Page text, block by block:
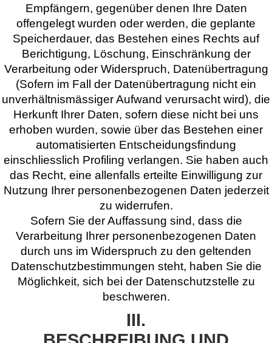
Empfängern, gegenüber denen Ihre Daten
offengelegt wurden oder werden, die geplante
Speicherdauer, das Bestehen eines Rechts auf
Berichtigung, Löschung, Einschränkung der
Verarbeitung oder Widerspruch, Datenübertragung
(Sofern im Fall der Datenübertragung nicht ein
unverhältnismässiger Aufwand verursacht wird), die
Herkunft Ihrer Daten, sofern diese nicht bei uns
erhoben wurden, sowie über das Bestehen einer
automatisierten Entscheidungsfindung
einschliesslich Profiling verlangen. Sie haben auch
das Recht, eine allenfalls erteilte Einwilligung zur
Nutzung Ihrer personenbezogenen Daten jederzeit
zu widerrufen.
Sofern Sie der Auffassung sind, dass die
Verarbeitung Ihrer personenbezogenen Daten
durch uns im Widerspruch zu den geltenden
Datenschutzbestimmungen steht, haben Sie die
Möglichkeit, sich bei der Datenschutzstelle zu
beschweren.
III.